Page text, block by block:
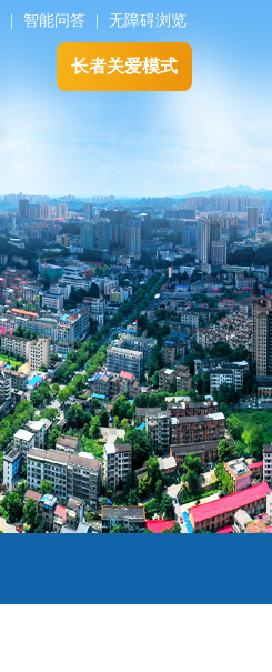
智能问答 无障碍浏览
长者关爱模式